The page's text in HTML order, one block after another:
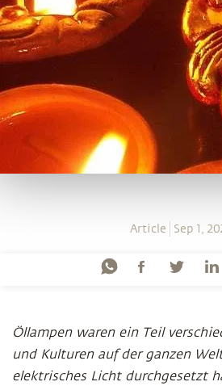
Article Sep 1,
Öllampen waren ein Teil
und Kulturen auf der ganzen
elektrisches Licht durchgesetzt